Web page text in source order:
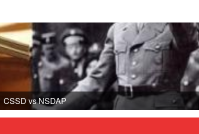
CSSD vs NSDAP